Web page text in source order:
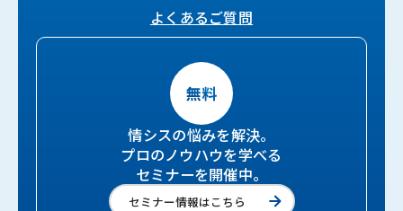
よくあるご質問
情シスの悩みを解決。
プロのノウハウを学べる
セミナーを開催中。
セミナー情報はこちら